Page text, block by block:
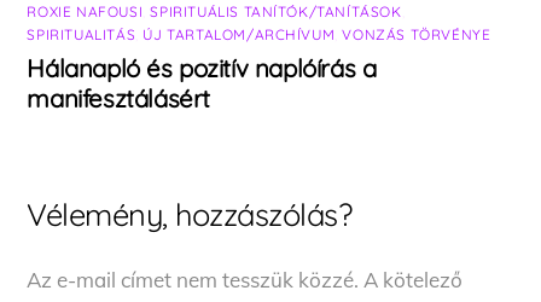
ROXIE NAFOUSI ,SPIRITUÁLIS TANÍTÓK/TANÍTÁSOK
SPIRITUALITÁS ÚJ TARTALOM/ARCHÍVUM ,VONZÁS TÖRVÉNYE
Hálanapló és pozitív naplóírás a
manifesztálásért
Vélemény, hozzászólás?
Az e-mail címet nem tesszük közzé. A kötelező